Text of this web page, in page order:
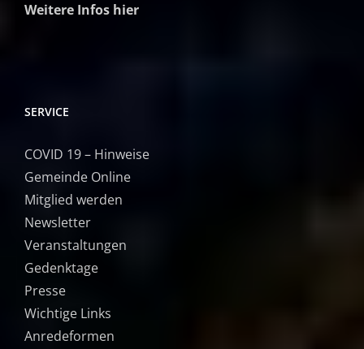
Weitere Infos hier
SERVICE
COVID 19 – Hinweise
Gemeinde Online
Mitglied werden
Newsletter
Veranstaltungen
Gedenktage
Presse
Wichtige Links
Anredeformen